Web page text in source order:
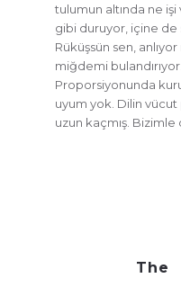
tulumun altında ne
gibi duruyor, içine de
Rüküşsün sen,
miğdemi
Proporsiyonunda
uyum yok. Dilin
uzun kaçmış. Bizimle
The